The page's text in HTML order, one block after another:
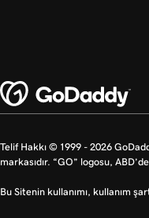
Telif Hakkı © 1999 - 2026
markasıdır. “GO” logosu,
Bu Sitenin kullanımı, kullanım